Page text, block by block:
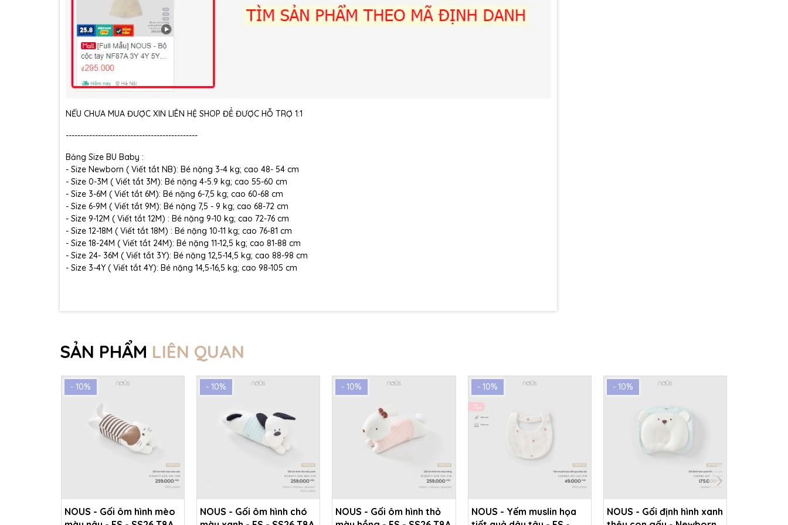
NẾU CHƯA MUA ĐƯỢC XIN LIÊN HỆ SHOP ĐỂ ĐƯỢC HỖ TRỢ 1:1
---------------------------------------------
Bảng Size BU Baby :
- Size Newborn ( Viết tắt NB): Bé nặng 3-4 kg; cao 48- 54 cm
- Size 0-3M ( Viết tắt 3M): Bé nặng 4-5.9 kg; cao 55-60 cm
- Size 3-6M ( Viết tắt 6M): Bé nặng 6-7,5 kg; cao 60-68 cm
- Size 6-9M ( Viết tắt 9M): Bé nặng 7,5 - 9 kg; cao 68-72 cm
- Size 9-12M ( Viết tắt 12M) : Bé nặng 9-10 kg; cao 72-76 cm
- Size 12-18M ( Viết tắt 18M) : Bé nặng 10-11 kg; cao 76-81 cm
- Size 18-24M ( Viết tắt 24M): Bé nặng 11-12,5 kg; cao 81-88 cm
- Size 24- 36M ( Viết tắt 3Y): Bé nặng 12,5-14,5 kg; cao 88-98 cm
- Size 3-4Y ( Viết tắt 4Y): Bé nặng 14,5-16,5 kg; cao 98-105 cm
SẢN PHẨM LIÊN QUAN
- 10%
NOUS - Gối ôm hình mèo
- 10%
NOUS - Gối ôm hình chó
- 10%
NOUS - Gối ôm hình thỏ
- 10%
NOUS - Yếm muslin họa
- 10%
NOUS - Gối định hình xanh